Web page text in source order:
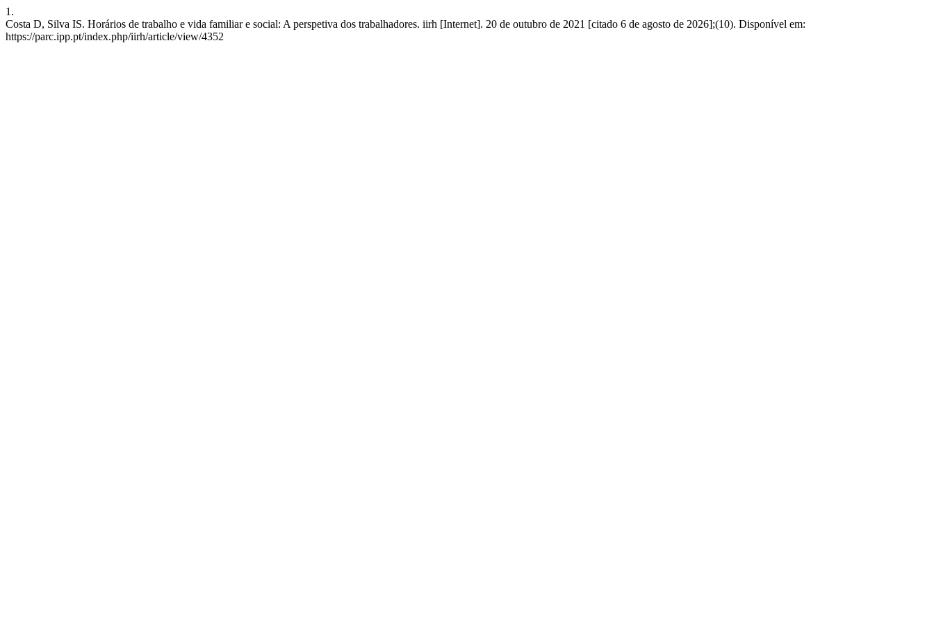
1.
Costa D, Silva IS. Horários de trabalho e vida familiar e social: A perspetiva dos trabalhadores. iirh [Internet]. 20 de outubro de 2021 [citado 6 de agosto de 2026];(10). Disponível em:
https://parc.ipp.pt/index.php/iirh/article/view/4352